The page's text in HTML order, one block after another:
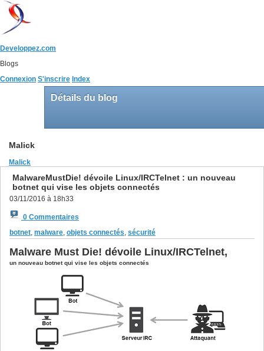
Developpez.com
Blogs
Connexion S'inscrire Index
Détails du blog
Malick
Malick
MalwareMustDie! dévoile Linux/IRCTelnet : un nouveau
botnet qui vise les objets connectés
03/11/2016 à 18h33
0 Commentaires
botnet, malware, objets connectés, sécurité
Malware Must Die! dévoile Linux/IRCTelnet,
un nouveau botnet qui vise les objets connectés